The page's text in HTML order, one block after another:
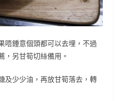
唔鍾意個頭都可以去埋，不過
，另甘筍切絲備用。
及少少油，再放甘筍落去，轉